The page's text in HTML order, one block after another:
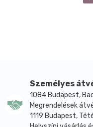
Természetes módon
Átlagos tápértékek
Energia (Kj) 2629
Személyes
1084 Budapest,
Megrendelések
1119 Budapest,